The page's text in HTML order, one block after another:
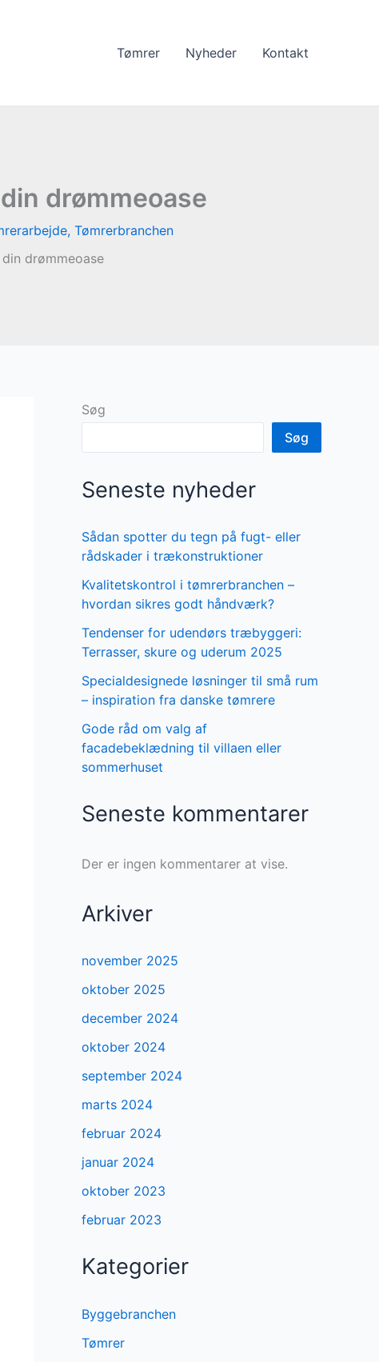
Tømrer Nyheder Kontakt
drømmeoase
, Tømrerbranchen
drømmeoase
Søg
Søg
Seneste nyheder
Sådan spotter du tegn på fugt- eller
rådskader i trækonstruktioner
Kvalitetskontrol i tømrerbranchen –
hvordan sikres godt håndværk?
Tendenser for udendørs træbyggeri:
Terrasser, skure og uderum 2025
Specialdesignede løsninger til små rum
– inspiration fra danske tømrere
Gode råd om valg af
facadebeklædning til villaen eller
sommerhuset
Seneste kommentarer
Der er ingen kommentarer at vise.
Arkiver
november 2025
oktober 2025
december 2024
oktober 2024
september 2024
marts 2024
februar 2024
januar 2024
oktober 2023
februar 2023
Kategorier
Byggebranchen
Tømrer